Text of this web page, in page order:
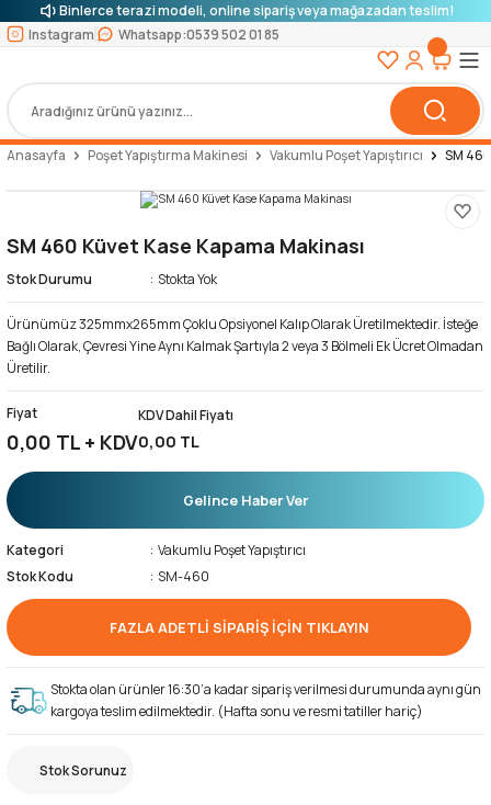
Binlerce terazi modeli, online sipariş veya mağazadan teslim!
Instagram
Whatsapp:0539 502 01 85
Anasayfa Poşet Yapıştırma Makinesi Vakumlu Poşet Yapıştırıcı SM
SM 460 Küvet Kase Kapama Makinası
Stok Durumu Stokta Yok
Ürünümüz 325mmx265mm Çoklu Opsiyonel Kalıp Olarak Üretilmektedir. İsteğe
Bağlı Olarak, Çevresi Yine Aynı Kalmak Şartıyla 2 veya 3 Bölmeli Ek Ücret Olmadan
Üretilir.
Fiyat
0,00 TL + KDV
KDV Dahil Fiyatı
0,00 TL
Gelince Haber Ver
Kategori
Vakumlu Poşet Yapıştırıcı
Stok Kodu
SM-460
FAZLA ADETLİ SİPARİŞ İÇİN TIKLAYIN
Stokta olan ürünler 16:30’a kadar sipariş verilmesi durumunda aynı gün
kargoya teslim edilmektedir. (Hafta sonu ve resmi tatiller hariç)
Stok Sorunuz